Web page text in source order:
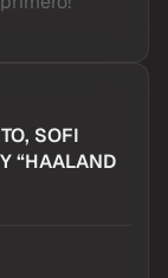
SOFI
“HAALAND